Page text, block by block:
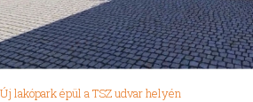
Új lakópark épül a TSZ udvar helyén